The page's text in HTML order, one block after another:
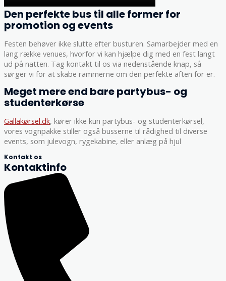
Den perfekte bus til alle former for
promotion og events
Festen behøver ikke slutte efter busturen. Samarbejder med en
lang række venues, hvorfor vi kan hjælpe dig med en fest langt
ud på natten. Tag kontakt til os via nedenstående knap, så
sørger vi for at skabe rammerne om den perfekte aften for er.
Meget mere end bare partybus- og
studenterkørse
Gallakørsel.dk, kører ikke kun partybus- og studenterkørsel,
vores vognpakke stiller også busserne til rådighed til diverse
events, som julevogn, rygekabine, eller anlæg på hjul
Kontakt os
Kontaktinfo